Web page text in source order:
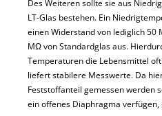
Des Weiteren sollte sie aus
LT-Glas bestehen. Ein
einen Widerstand von lediglich 50
MΩ von Standardglas aus.
Temperaturen die Lebensmittel
liefert stabilere Messwerte. Da
Feststoffanteil gemessen werden
ein offenes Diaphragma